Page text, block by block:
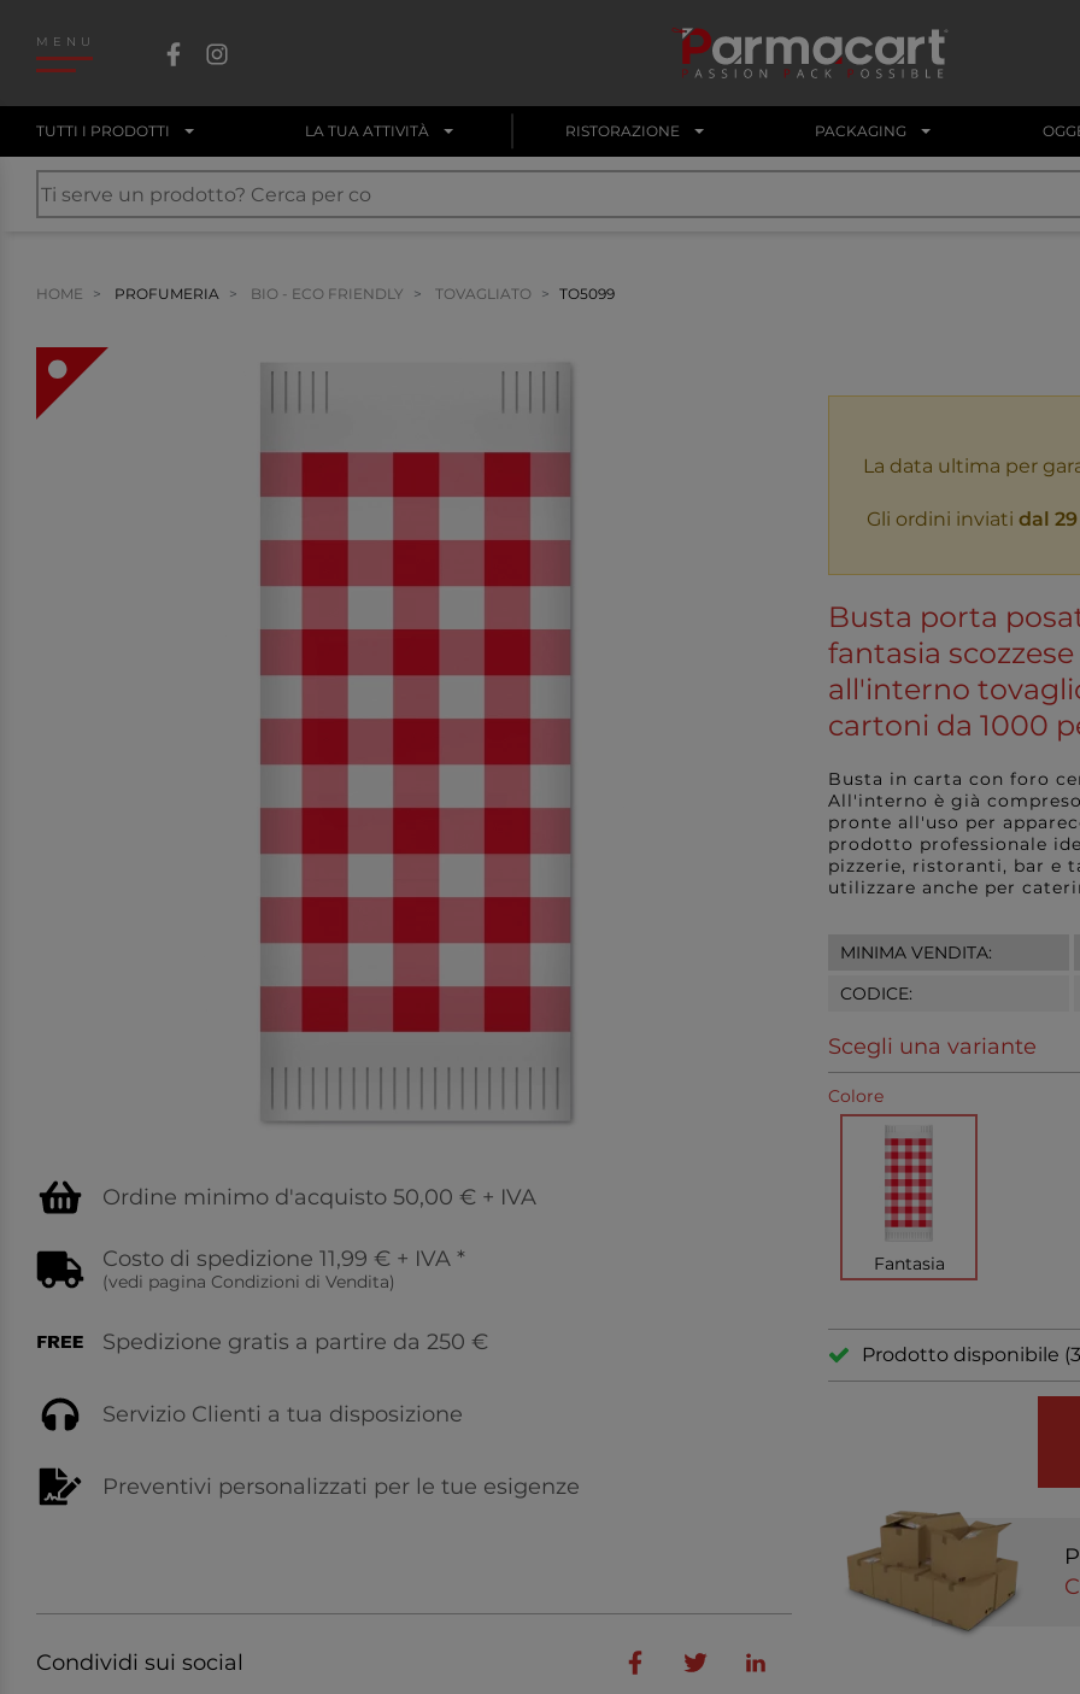
MENU
TUTTI I PRODOTTI LA TUA ATTIVITÀ RISTORAZIONE PACKAGING
HOME PROFUMERIA BIO - ECO FRIENDLY TOVAGLIATO TO5099
Ordine minimo d'acquisto 50,00 € + IVA
Costo di spedizione 11,99 € + IVA *
(vedi pagina Condizioni di Vendita)
Spedizione gratis a partire da 250 €
Servizio Clienti a tua disposizione
Preventivi personalizzati per le tue esigenze
Condividi sui social
La data ultima per
Gli ordini inviati dal
Busta porta
fantasia
all'interno
cartoni da 1000
Busta in carta con foro
All'interno è già
pronte all'uso per
prodotto professionale
pizzerie, ristoranti, bar e
utilizzare anche per
MINIMA VENDITA:
CODICE:
Scegli una variante
Colore
Fantasia
Prodotto disponibile